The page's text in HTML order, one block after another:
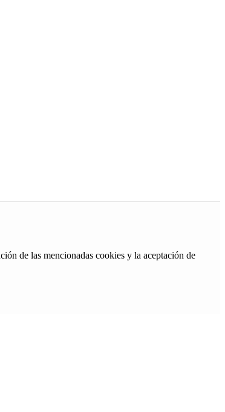
de las mencionadas cookies y la aceptación de